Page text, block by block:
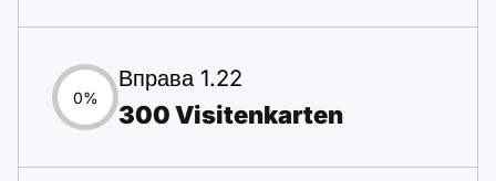
0%
Вправа 1.22
300 Visitenkarten